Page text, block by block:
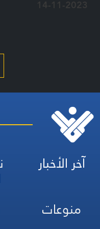
14-11-2023
آخر الأخبار
منوعات